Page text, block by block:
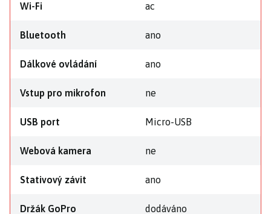
Wi-Fi ac
Bluetooth ano
Dálkové ovládání ano
Vstup pro mikrofon ne
USB port Micro-USB
Webová kamera ne
Stativový závit ano
Držák GoPro dodáváno